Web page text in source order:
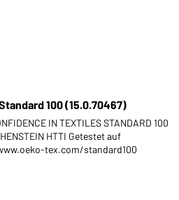
100 (15.0.70467)
IN TEXTILES STANDARD 100
HTTI Getestet auf
tex.com/standard100